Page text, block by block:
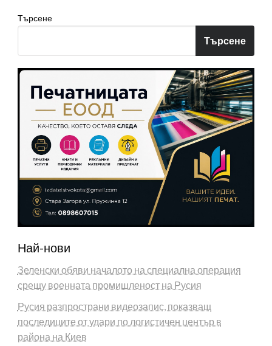
Търсене
Търсене
Най-нови
Зеленски обяви началото на специална операция
срещу военната промишленост на Русия
Русия разпространи видеозапис, показващ
последиците от удари по логистичен център в
района на Киев